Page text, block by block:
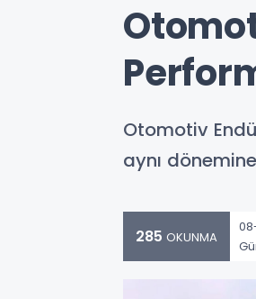
Otomotiv
aynı
285 OKUNMA